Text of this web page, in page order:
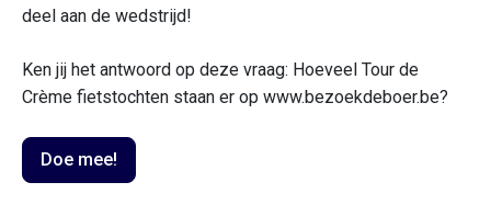
Proclaimer
© Copyright 2026 Provincie Vlaams
deel aan de wedstrijd!
Ken jij het antwoord op deze vraag: Hoeveel Tour de
Crème fietstochten staan er op www.bezoekdeboer.be?
Doe mee!